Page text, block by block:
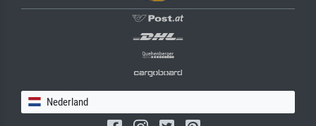
Nederland